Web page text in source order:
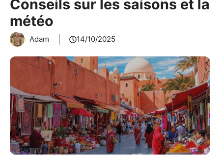
Conseils sur les saisons et la
météo
Adam 14/10/2025